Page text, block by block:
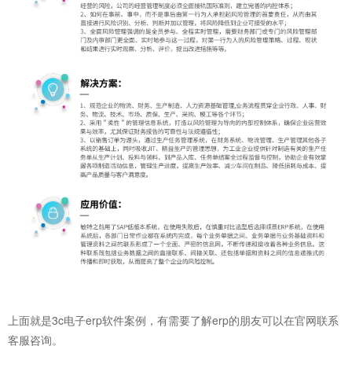
上面就是3c电子erp软件案例，有需要了解erp的朋友可以在官网联系
客服咨询。